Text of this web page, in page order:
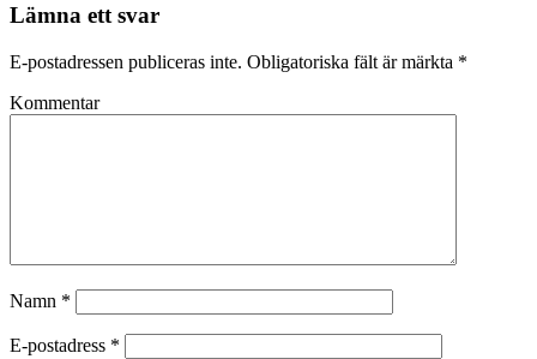
Lämna ett svar
E-postadressen publiceras inte. Obligatoriska fält är märkta *
Kommentar
Namn *
E-postadress *